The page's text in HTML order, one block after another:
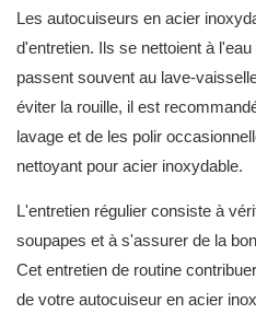
Les autocuiseurs en acier
d'entretien. Ils se nettoient à
passent souvent au lave-
éviter la rouille, il est
lavage et de les polir
nettoyant pour acier inoxydable.
L'entretien régulier consiste à
soupapes et à s'assurer de la
Cet entretien de routine
de votre autocuiseur en acier